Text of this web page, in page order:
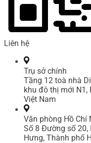
Liên hệ
Trụ sở chính
Tầng 12 toà nhà
khu đô thị mới N1,
Việt Nam
Văn phòng Hồ Chí
Số 8 Đường số 20,
Hưng, Thành phố